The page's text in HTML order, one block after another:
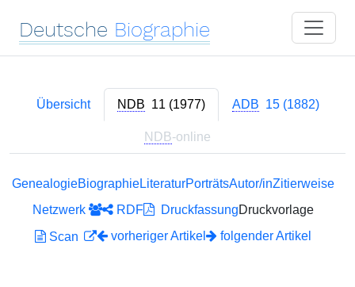
Deutsche Biographie
Übersicht NDB 11 (1977) ADB 15 (1882)
NDB-online
GenealogieBiographieLiteraturPorträtsAutor/inZitierweise
Netzwerk
RDF DruckfassungDruckvorlage
Scan
vorheriger Artikel folgender Artikel